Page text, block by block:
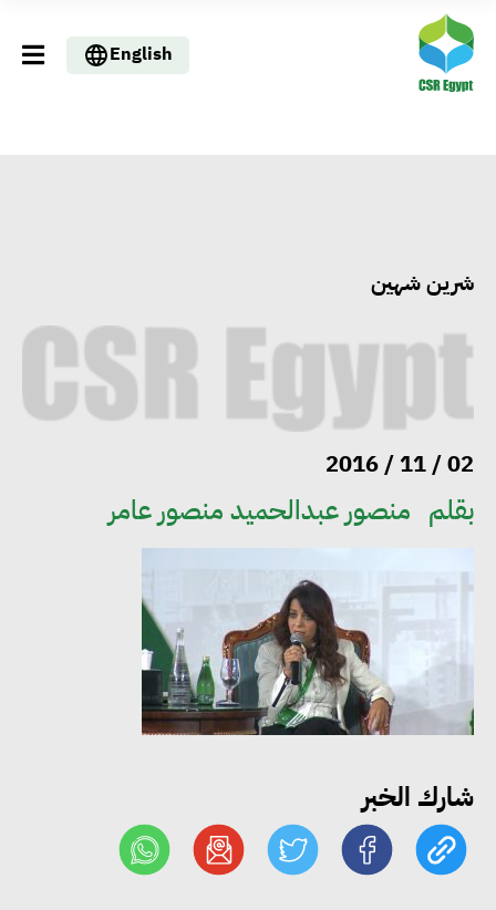
English
شرين شهين
02 / 11 / 2016
بقلم منصور عبدالحميد منصور عامر
شارك الخبر
مجلس الوزراء: تراجع معدل
البطالة في مصر إلى 5.8% خلال
الربع الثاني من 2026
الصين تعزيز الشراكات الصناعية
وجذب استثمارات جديدة إلى مصر